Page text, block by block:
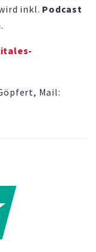
inkl. Podcast
Mail: